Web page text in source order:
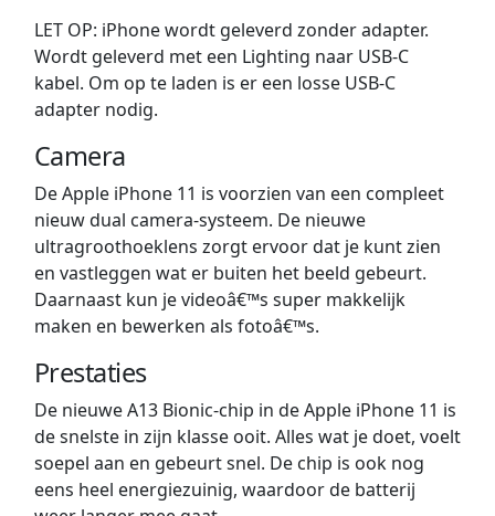
LET OP: iPhone wordt geleverd zonder adapter.
Wordt geleverd met een Lighting naar USB-C
kabel. Om op te laden is er een losse USB-C
adapter nodig.
Camera
De Apple iPhone 11 is voorzien van een compleet
nieuw dual camera-systeem. De nieuwe
ultragroothoeklens zorgt ervoor dat je kunt zien
en vastleggen wat er buiten het beeld gebeurt.
Daarnaast kun je videoâ€™s super makkelijk
maken en bewerken als fotoâ€™s.
Prestaties
De nieuwe A13 Bionic-chip in de Apple iPhone 11 is
de snelste in zijn klasse ooit. Alles wat je doet, voelt
soepel aan en gebeurt snel. De chip is ook nog
eens heel energiezuinig, waardoor de batterij